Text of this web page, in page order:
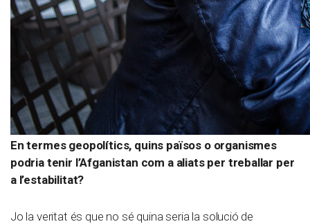
En termes geopolítics, quins països o organismes
podria tenir l’Afganistan com a aliats per treballar per
a l’estabilitat?
Jo la veritat és que no sé quina seria la solució de